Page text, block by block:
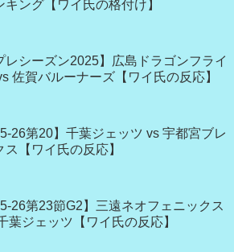
キング【ワイ氏の格付け】
レシーズン2025】広島ドラゴンフライ
佐賀バルーナーズ【ワイ氏の反応】
26第20】千葉ジェッツ vs 宇都宮ブレ
ス【ワイ氏の反応】
26第23節G2】三遠ネオフェニックス
葉ジェッツ【ワイ氏の反応】